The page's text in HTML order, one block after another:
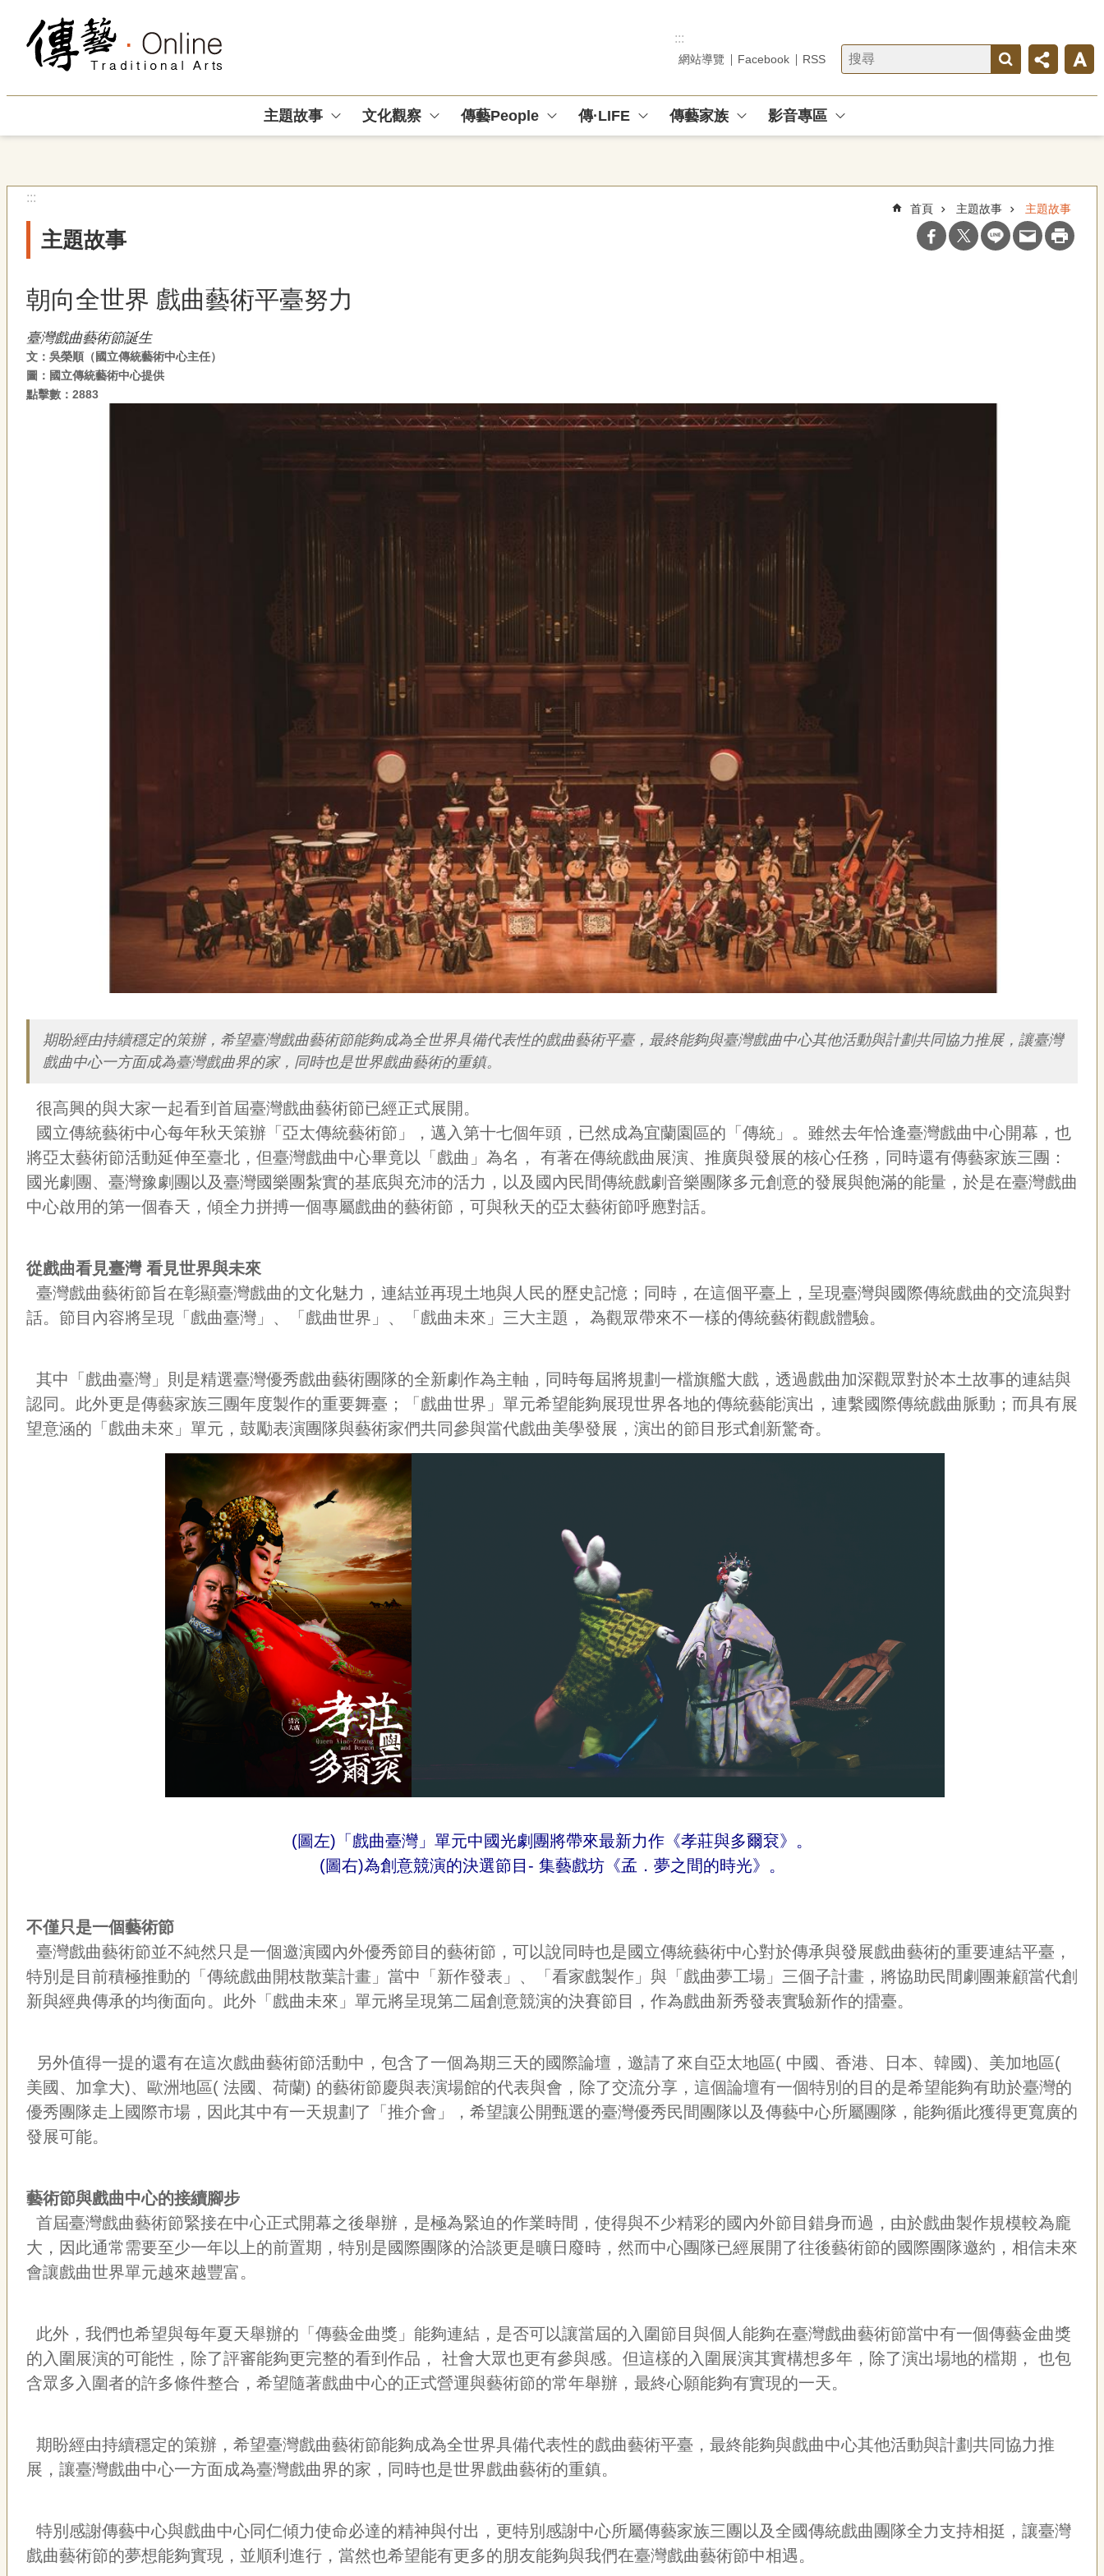
跳到主要內容區塊
:::
網站導覽 Facebook RSS
主題故事 文化觀察 傳藝People 傳·LIFE 傳藝家族 影音專區
:::
首頁 主題故事 主題故事
主題故事
朝向全世界 戲曲藝術平臺努力
臺灣戲曲藝術節誕生
文：吳榮順（國立傳統藝術中心主任）
圖：國立傳統藝術中心提供
點擊數：2883
期盼經由持續穩定的策辦，希望臺灣戲曲藝術節能夠成為全世界具備代表性的戲曲藝術平臺，最終能夠與臺灣戲曲中心其他活動與計劃共同協力推展，讓臺灣
戲曲中心一方面成為臺灣戲曲界的家，同時也是世界戲曲藝術的重鎮。
很高興的與大家一起看到首屆臺灣戲曲藝術節已經正式展開。
國立傳統藝術中心每年秋天策辦「亞太傳統藝術節」，邁入第十七個年頭，已然成為宜蘭園區的「傳統」。雖然去年恰逢臺灣戲曲中心開幕，也
將亞太藝術節活動延伸至臺北，但臺灣戲曲中心畢竟以「戲曲」為名， 有著在傳統戲曲展演、推廣與發展的核心任務，同時還有傳藝家族三團：
國光劇團、臺灣豫劇團以及臺灣國樂團紮實的基底與充沛的活力，以及國內民間傳統戲劇音樂團隊多元創意的發展與飽滿的能量，於是在臺灣戲曲
中心啟用的第一個春天，傾全力拼搏一個專屬戲曲的藝術節，可與秋天的亞太藝術節呼應對話。
從戲曲看見臺灣 看見世界與未來
臺灣戲曲藝術節旨在彰顯臺灣戲曲的文化魅力，連結並再現土地與人民的歷史記憶；同時，在這個平臺上，呈現臺灣與國際傳統戲曲的交流與對
話。節目內容將呈現「戲曲臺灣」、「戲曲世界」、「戲曲未來」三大主題， 為觀眾帶來不一樣的傳統藝術觀戲體驗。
其中「戲曲臺灣」則是精選臺灣優秀戲曲藝術團隊的全新劇作為主軸，同時每屆將規劃一檔旗艦大戲，透過戲曲加深觀眾對於本土故事的連結與
認同。此外更是傳藝家族三團年度製作的重要舞臺；「戲曲世界」單元希望能夠展現世界各地的傳統藝能演出，連繫國際傳統戲曲脈動；而具有展
望意涵的「戲曲未來」單元，鼓勵表演團隊與藝術家們共同參與當代戲曲美學發展，演出的節目形式創新驚奇。
(圖左)「戲曲臺灣」單元中國光劇團將帶來最新力作《孝莊與多爾袞》。
(圖右)為創意競演的決選節目- 集藝戲坊《孟．夢之間的時光》。
不僅只是一個藝術節
臺灣戲曲藝術節並不純然只是一個邀演國內外優秀節目的藝術節，可以說同時也是國立傳統藝術中心對於傳承與發展戲曲藝術的重要連結平臺，
特別是目前積極推動的「傳統戲曲開枝散葉計畫」當中「新作發表」、「看家戲製作」與「戲曲夢工場」三個子計畫，將協助民間劇團兼顧當代創
新與經典傳承的均衡面向。此外「戲曲未來」單元將呈現第二屆創意競演的決賽節目，作為戲曲新秀發表實驗新作的擂臺。
另外值得一提的還有在這次戲曲藝術節活動中，包含了一個為期三天的國際論壇，邀請了來自亞太地區( 中國、香港、日本、韓國)、美加地區(
美國、加拿大)、歐洲地區( 法國、荷蘭) 的藝術節慶與表演場館的代表與會，除了交流分享，這個論壇有一個特別的目的是希望能夠有助於臺灣的
優秀團隊走上國際市場，因此其中有一天規劃了「推介會」，希望讓公開甄選的臺灣優秀民間團隊以及傳藝中心所屬團隊，能夠循此獲得更寬廣的
發展可能。
藝術節與戲曲中心的接續腳步
首屆臺灣戲曲藝術節緊接在中心正式開幕之後舉辦，是極為緊迫的作業時間，使得與不少精彩的國內外節目錯身而過，由於戲曲製作規模較為龐
大，因此通常需要至少一年以上的前置期，特別是國際團隊的洽談更是曠日廢時，然而中心團隊已經展開了往後藝術節的國際團隊邀約，相信未來
會讓戲曲世界單元越來越豐富。
此外，我們也希望與每年夏天舉辦的「傳藝金曲獎」能夠連結，是否可以讓當屆的入圍節目與個人能夠在臺灣戲曲藝術節當中有一個傳藝金曲獎
的入圍展演的可能性，除了評審能夠更完整的看到作品， 社會大眾也更有參與感。但這樣的入圍展演其實構想多年，除了演出場地的檔期， 也包
含眾多入圍者的許多條件整合，希望隨著戲曲中心的正式營運與藝術節的常年舉辦，最終心願能夠有實現的一天。
期盼經由持續穩定的策辦，希望臺灣戲曲藝術節能夠成為全世界具備代表性的戲曲藝術平臺，最終能夠與戲曲中心其他活動與計劃共同協力推
展，讓臺灣戲曲中心一方面成為臺灣戲曲界的家，同時也是世界戲曲藝術的重鎮。
特別感謝傳藝中心與戲曲中心同仁傾力使命必達的精神與付出，更特別感謝中心所屬傳藝家族三團以及全國傳統戲曲團隊全力支持相挺，讓臺灣
戲曲藝術節的夢想能夠實現，並順利進行，當然也希望能有更多的朋友能夠與我們在臺灣戲曲藝術節中相遇。